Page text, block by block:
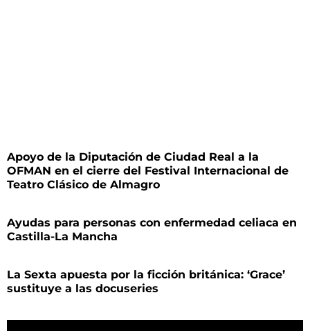
Apoyo de la Diputación de Ciudad Real a la
OFMAN en el cierre del Festival Internacional de
Teatro Clásico de Almagro
Ayudas para personas con enfermedad celiaca en
Castilla-La Mancha
La Sexta apuesta por la ficción británica: ‘Grace’
sustituye a las docuseries